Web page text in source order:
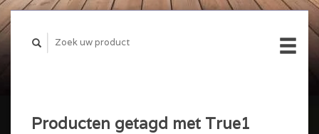
Producten getagd met True1